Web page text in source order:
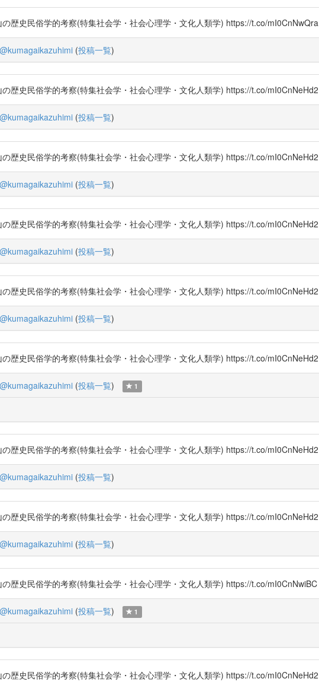
歴史民俗学的考察(特集社会学・社会心理学・文化人類学) https://t.co/mI0CnNwQra
@kumagaikazuhimi (投稿一覧)
歴史民俗学的考察(特集社会学・社会心理学・文化人類学) https://t.co/mI0CnNeHd2
@kumagaikazuhimi (投稿一覧)
歴史民俗学的考察(特集社会学・社会心理学・文化人類学) https://t.co/mI0CnNeHd2
@kumagaikazuhimi (投稿一覧)
歴史民俗学的考察(特集社会学・社会心理学・文化人類学) https://t.co/mI0CnNeHd2
@kumagaikazuhimi (投稿一覧)
歴史民俗学的考察(特集社会学・社会心理学・文化人類学) https://t.co/mI0CnNeHd2
@kumagaikazuhimi (投稿一覧)
歴史民俗学的考察(特集社会学・社会心理学・文化人類学) https://t.co/mI0CnNeHd2
@kumagaikazuhimi (投稿一覧) 1
歴史民俗学的考察(特集社会学・社会心理学・文化人類学) https://t.co/mI0CnNeHd2
@kumagaikazuhimi (投稿一覧)
歴史民俗学的考察(特集社会学・社会心理学・文化人類学) https://t.co/mI0CnNeHd2
@kumagaikazuhimi (投稿一覧)
歴史民俗学的考察(特集社会学・社会心理学・文化人類学) https://t.co/mI0CnNwiBC
@kumagaikazuhimi (投稿一覧) 1
歴史民俗学的考察(特集社会学・社会心理学・文化人類学) https://t.co/mI0CnNeHd2